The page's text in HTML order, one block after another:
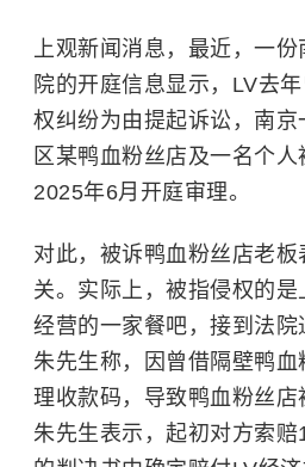
上观新闻消息，最近，一
院的开庭信息显示，LV去
权纠纷为由提起诉讼，南
区某鸭血粉丝店及一名个
2025年6月开庭审理。
对此，被诉鸭血粉丝店老
关。实际上，被指侵权的
经营的一家餐吧，接到法院
朱先生称，因曾借隔壁鸭
理收款码，导致鸭血粉丝店
朱先生表示，起初对方索赔